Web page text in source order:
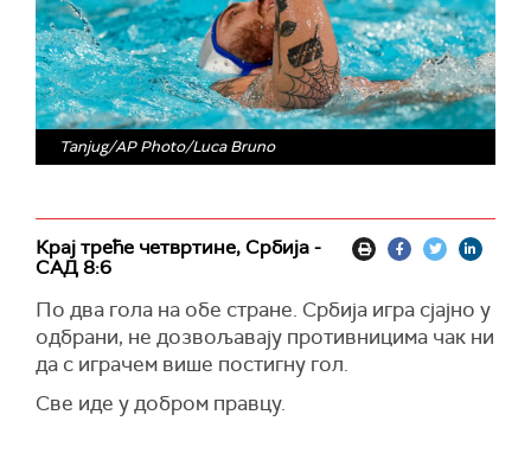
Tanjug/AP Photo/Luca Bruno
Крај треће четвртине, Србија -
САД 8:6
По два гола на обе стране. Србија игра сјајно у
одбрани, не дозвољавају противницима чак ни
да с играчем више постигну гол.
Све иде у добром правцу.